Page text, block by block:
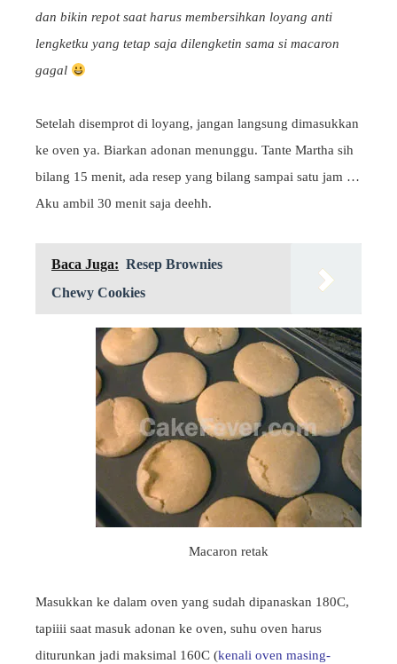
dan bikin repot saat harus membersihkan loyang anti
lengketku yang tetap saja dilengketin sama si macaron
gagal
Setelah disemprot di loyang, jangan langsung dimasukkan
ke oven ya. Biarkan adonan menunggu. Tante Martha sih
bilang 15 menit, ada resep yang bilang sampai satu jam …
Aku ambil 30 menit saja deehh.
Baca Juga: Resep Brownies
Chewy Cookies
Macaron retak
Masukkan ke dalam oven yang sudah dipanaskan 180C,
tapiiii saat masuk adonan ke oven, suhu oven harus
diturunkan jadi maksimal 160C (kenali oven masing-